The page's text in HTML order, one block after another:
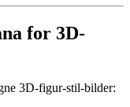
for 3D-
3D-figur-stil-bilder: